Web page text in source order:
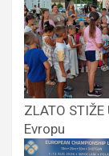
ZLATO
Evropu